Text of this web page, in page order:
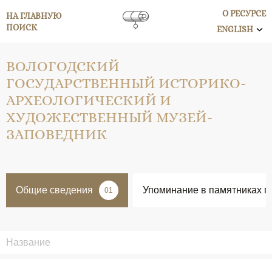
НА ГЛАВНУЮ
ПОИСК
О РЕСУРСЕ
ENGLISH
ВОЛОГОДСКИЙ
ГОСУДАРСТВЕННЫЙ ИСТОРИКО-
АРХЕОЛОГИЧЕСКИЙ И
ХУДОЖЕСТВЕННЫЙ МУЗЕЙ-
ЗАПОВЕДНИК
Общие сведения 01 Упоминание в памятниках
Название